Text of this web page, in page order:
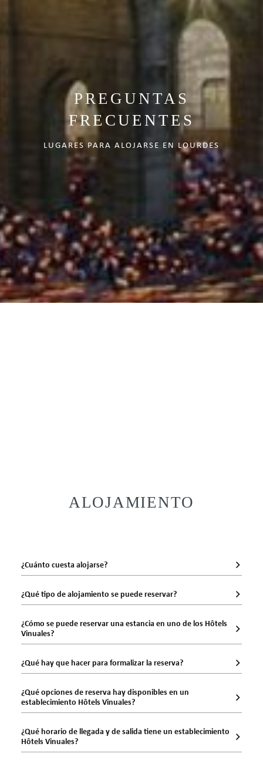
CONSULTAR DISPONIBILIDAD
Contactanos en +33 (0)5 62 94 35 44
PREGUNTAS
FRECUENTES
LUGARES PARA ALOJARSE EN LOURDES
ALOJAMIENTO
¿Cuánto cuesta alojarse?
¿Qué tipo de alojamiento se puede reservar?
¿Cómo se puede reservar una estancia en uno de los Hôtels
Vinuales?
¿Qué hay que hacer para formalizar la reserva?
¿Qué opciones de reserva hay disponibles en un
establecimiento Hôtels Vinuales?
¿Qué horario de llegada y de salida tiene un establecimiento
Hôtels Vinuales?